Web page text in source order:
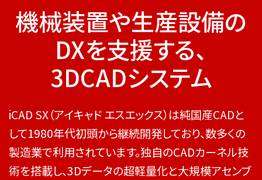
機械装置や生産設備の
DXを支援する、
3DCADシステム
iCAD SX（アイキャド エスエックス）は純国産CADと
して1980年代初頭から継続開発しており、数多くの
製造業で利用されています。独自のCADカーネル技
術を搭載し、3Dデータの超軽量化と大規模アセンブ